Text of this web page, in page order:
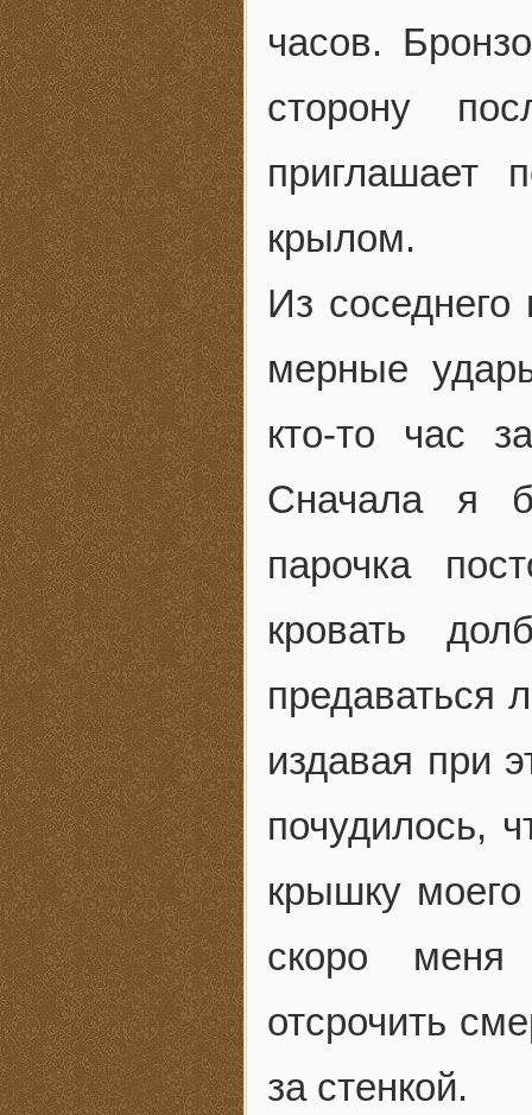
часов.
сторону
приглашает
крылом.
Из
мерные
кто-то час
Сначала я
парочка
кровать
предаваться
издавая при
почудилось,
крышку
скоро меня
отсрочить
за стенкой.